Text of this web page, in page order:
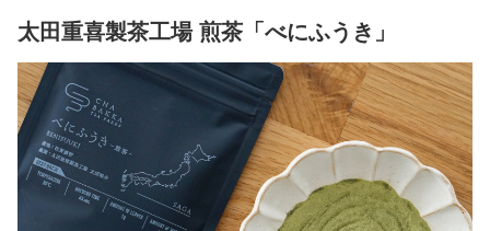
太田重喜製茶工場 煎茶「べにふうき」